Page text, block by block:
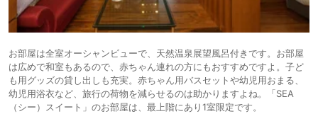
お部屋は全室オーシャンビューで、天然温泉展望風呂付きです。お部屋
は広めで和室もあるので、赤ちゃん連れの方にもおすすめですよ。子ど
も用グッズの貸し出しも充実。赤ちゃん用バスセットや幼児用おまる、
幼児用浴衣など、旅行の荷物を減らせるのは助かりますよね。「SEA
（シー）スイート」のお部屋は、最上階にあり1室限定です。